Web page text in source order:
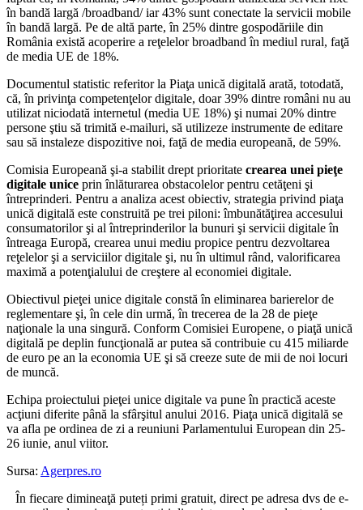
în bandă largă /broadband/ iar 43% sunt conectate la servicii mobile
în bandă largă. Pe de altă parte, în 25% dintre gospodăriile din
România există acoperire a reţelelor broadband în mediul rural, faţă
de media UE de 18%.
Documentul statistic referitor la Piaţa unică digitală arată, totodată,
că, în privinţa competenţelor digitale, doar 39% dintre români nu au
utilizat niciodată internetul (media UE 18%) şi numai 20% dintre
persone ştiu să trimită e-mailuri, să utilizeze instrumente de editare
sau să instaleze dispozitive noi, faţă de media europeană, de 59%.
Comisia Europeană şi-a stabilit drept prioritate crearea unei pieţe
digitale unice prin înlăturarea obstacolelor pentru cetăţeni şi
întreprinderi. Pentru a analiza acest obiectiv, strategia privind piaţa
unică digitală este construită pe trei piloni: îmbunătăţirea accesului
consumatorilor şi al întreprinderilor la bunuri şi servicii digitale în
întreaga Europă, crearea unui mediu propice pentru dezvoltarea
reţelelor şi a serviciilor digitale şi, nu în ultimul rând, valorificarea
maximă a potenţialului de creştere al economiei digitale.
Obiectivul pieţei unice digitale constă în eliminarea barierelor de
reglementare şi, în cele din urmă, în trecerea de la 28 de pieţe
naţionale la una singură. Conform Comisiei Europene, o piaţă unică
digitală pe deplin funcţională ar putea să contribuie cu 415 miliarde
de euro pe an la economia UE şi să creeze sute de mii de noi locuri
de muncă.
Echipa proiectului pieţei unice digitale va pune în practică aceste
acţiuni diferite până la sfârşitul anului 2016. Piaţa unică digitală se
va afla pe ordinea de zi a reuniuni Parlamentului European din 25-
26 iunie, anul viitor.
Sursa: Agerpres.ro
În fiecare dimineaţă puteți primi gratuit, direct pe adresa dvs de e-